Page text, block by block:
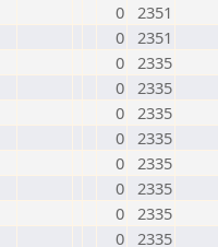
0 2351
0 2351
0 2335
0 2335
0 2335
0 2335
0 2335
0 2335
0 2335
0 2335